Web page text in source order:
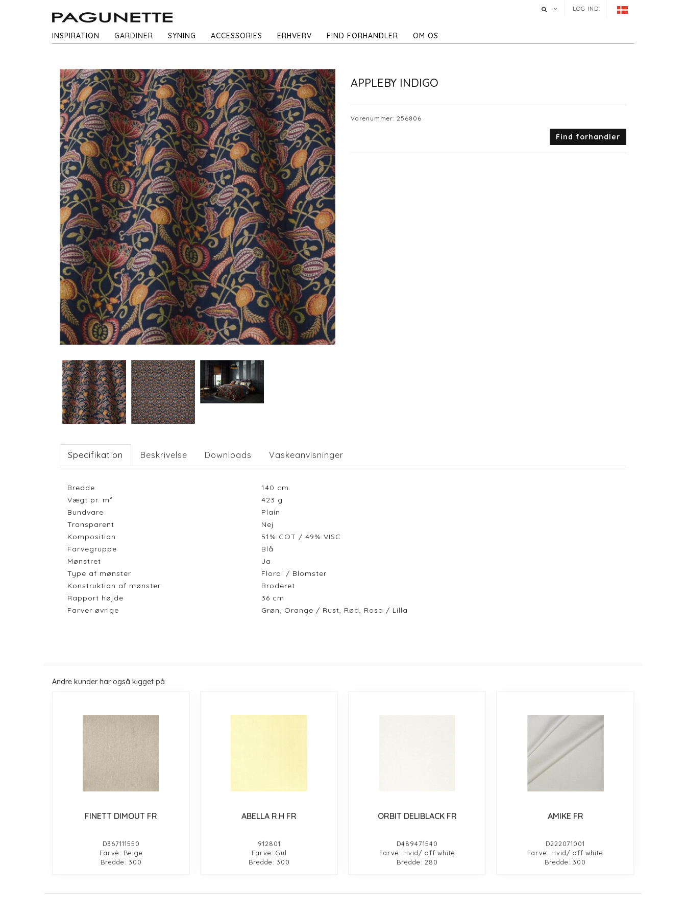
LOG IND
INSPIRATION GARDINER SYNING ACCESSORIES ERHVERV FIND FORHANDLER OM OS
APPLEBY INDIGO
Varenummer: 256806
Find forhandler
Specifikation Beskrivelse Downloads Vaskeanvisninger
Bredde 140 cm
Vægt pr. m²
423 g
Bundvare
Plain
Transparent
Nej
Komposition
51% COT / 49% VISC
Farvegruppe
Blå
Mønstret
Ja
Type af mønster
Floral / Blomster
Konstruktion af mønster
Broderet
Rapport højde
36 cm
Farver øvrige
Grøn, Orange / Rust, Rød, Rosa / Lilla
Andre kunder har også kigget på
FINETT DIMOUT FR
D367111550
Farve: Beige
Bredde: 300
ABELLA R.H FR
912801
Farve: Gul
Bredde: 300
ORBIT DELIBLACK FR
D489471540
Farve: Hvid/ off white
Bredde: 280
AMIKE FR
D222071001
Farve: Hvid/ off white
Bredde: 300